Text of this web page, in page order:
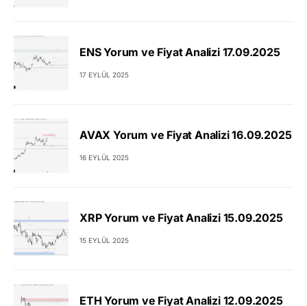
ENS Yorum ve Fiyat Analizi 17.09.2025
17 EYLÜL 2025
AVAX Yorum ve Fiyat Analizi 16.09.2025
16 EYLÜL 2025
XRP Yorum ve Fiyat Analizi 15.09.2025
15 EYLÜL 2025
ETH Yorum ve Fiyat Analizi 12.09.2025